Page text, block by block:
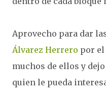
Aprovecho para dar
Álvarez Herrero por
muchos de ellos y
quien le pueda